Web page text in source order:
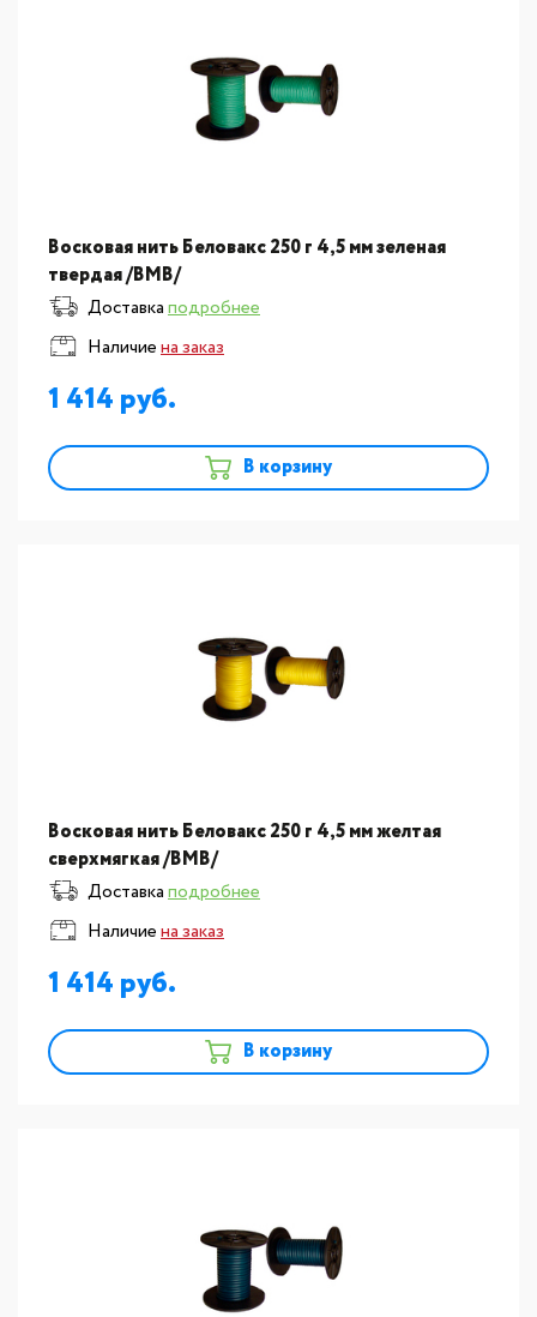
Восковая нить Беловакс 250 г 4,5 мм зеленая
твердая /ВМВ/
Доставкаподробнее
Наличиена заказ
1 414
В корзину
Восковая нить Беловакс 250 г 4,5 мм желтая
сверхмягкая /ВМВ/
Доставкаподробнее
Наличиена заказ
1 414
В корзину